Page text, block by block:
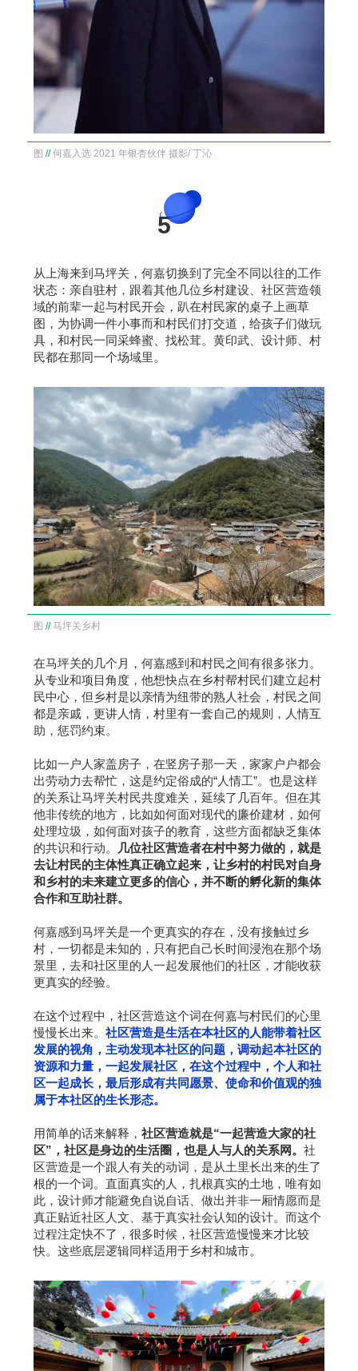
图 // 何嘉入选 2021 年银杏伙伴 摄影/ 丁沁
5
从上海来到马坪关，何嘉切换到了完全不同以往的工作
状态：亲自驻村，跟着其他几位乡村建设、社区营造领
域的前辈一起与村民开会，趴在村民家的桌子上画草
图，为协调一件小事而和村民们打交道，给孩子们做玩
具，和村民一同采蜂蜜、找松茸。黄印武、设计师、村
民都在那同一个场域里。
图 // 马坪关乡村
在马坪关的几个月，何嘉感到和村民之间有很多张力。
从专业和项目角度，他想快点在乡村帮村民们建立起村
民中心，但乡村是以亲情为纽带的熟人社会，村民之间
都是亲戚，更讲人情，村里有一套自己的规则，人情互
助，惩罚约束。
比如一户人家盖房子，在竖房子那一天，家家户户都会
出劳动力去帮忙，这是约定俗成的“人情工”。也是这样
的关系让马坪关村民共度难关，延续了几百年。但在其
他非传统的地方，比如如何面对现代的廉价建材，如何
处理垃圾，如何面对孩子的教育，这些方面都缺乏集体
的共识和行动。
几位社区营造者在村中努力做的，就是
去让村民的主体性真正确立起来，让乡村的村民对自身
和乡村的未来建立更多的信心，并不断的孵化新的集体
合作和互助社群。
何嘉感到马坪关是一个更真实的存在，没有接触过乡
村，一切都是未知的，只有把自己长时间浸泡在那个场
景里，去和社区里的人一起发展他们的社区，才能收获
更真实的经验。
在这个过程中，社区营造这个词在何嘉与村民们的心里
慢慢长出来。 社区营造是生活在本社区的人能带着社区
发展的视角，主动发现本社区的问题，调动起本社区的
资源和力量，一起发展社区，在这个过程中，个人和社
区一起成长，最后形成有共同愿景、使命和价值观的独
属于本社区的生长形态。
用简单的话来解释， 社区营造就是“一起营造大家的社
区”，社区是身边的生活圈，也是人与人的关系网。 社
区营造是一个跟人有关的动词，是从土里长出来的生了
根的一个词。直面真实的人，扎根真实的土地，唯有如
此，设计师才能避免自说自话、做出并非一厢情愿而是
真正贴近社区人文、基于真实社会认知的设计。而这个
过程注定快不了，很多时候，社区营造慢慢来才比较
快。这些底层逻辑同样适用于乡村和城市。